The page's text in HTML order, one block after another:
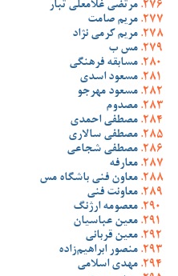
مرتضی غلامعلی تبار
مریم صامت
مریم کرمی نژاد
مس ب
مسابقه فرهنگی
مسعود اسدی
مسعود مهرجو
مصدوم
مصطفی احمدی
مصطفی سالاری
مصطفی شجاعی
معارفه
معاون فنی باشگاه مس
معاونت فنی
معصومه ارژنگ
معین عباسیان
معین قربانی
منصور ابراهیم‌زاده
مهدی اسلامی